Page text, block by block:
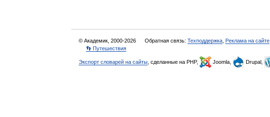
© Академик, 2000-2026 Обратная связь: Техподдержка Реклама на сайте
👣 Путешествия
Экспорт словарей на сайты , сделанные на PHP, Joomla, Drupal,